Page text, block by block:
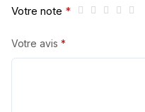
Votre note *
Votre avis *